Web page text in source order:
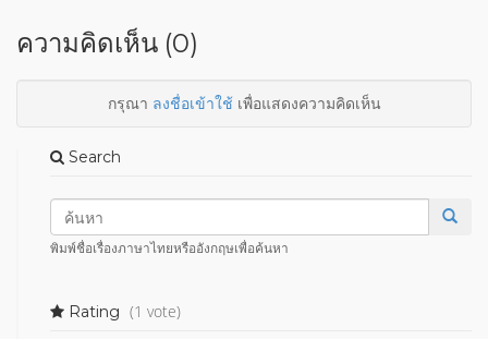
ความคิดเห็น (0)
กรุณา ลงชื่อเข้าใช้เพื่อแสดงความคิดเห็น
Search
พิมพ์ชื่อเรื่องภาษาไทยหรืออังกฤษเพื่อค้นหา
Rating (1 vote)